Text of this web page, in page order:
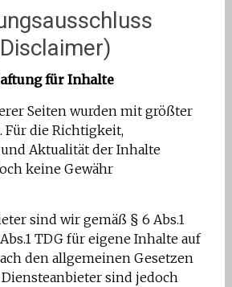
für Inhalte
Seiten wurden mit größter
Für die Richtigkeit,
Aktualität der Inhalte
keine Gewähr
sind wir gemäß § 6 Abs.1
TDG für eigene Inhalte auf
den allgemeinen Gesetzen
sind jedoch